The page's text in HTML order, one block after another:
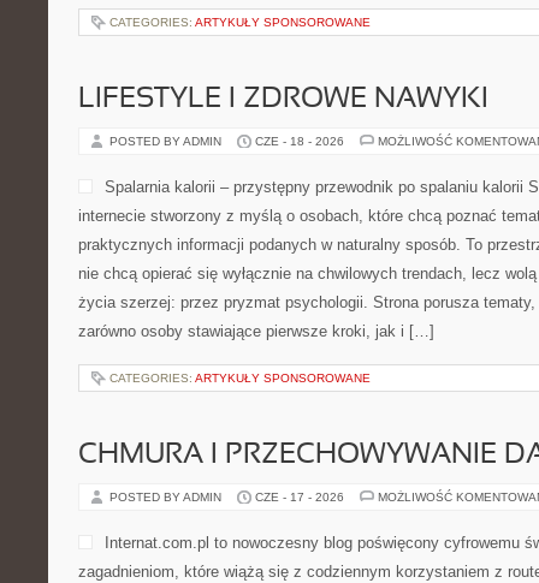
CATEGORIES: ARTYKUŁY SPONSOROWANE
LIFESTYLE I ZDROWE NAWYKI
POSTED BY ADMIN CZE - 18 - 2026 MOŻLIWOŚĆ
Spalarnia kalorii – przystępny przewodnik po spalaniu kalorii
internecie stworzony z myślą o osobach, które chcą poznać
praktycznych informacji podanych w naturalny sposób. To
nie chcą opierać się wyłącznie na chwilowych trendach, lecz
życia szerzej: przez pryzmat psychologii. Strona porusza
zarówno osoby stawiające pierwsze kroki, jak i […]
CATEGORIES: ARTYKUŁY SPONSOROWANE
CHMURA I PRZECHOWYWANIE
POSTED BY ADMIN CZE - 17 - 2026 MOŻLIWOŚĆ
Internat.com.pl to nowoczesny blog poświęcony cyfrowemu
zagadnieniom, które wiążą się z codziennym korzystaniem z